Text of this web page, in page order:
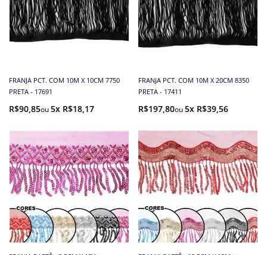
FRANJA PCT. COM 10M X 10CM 7750
PRETA - 17691
R$90,85 5x R$18,17
FRANJA PCT. COM 10M X 20CM 8350
PRETA - 17411
R$197,80 5x R$39,56